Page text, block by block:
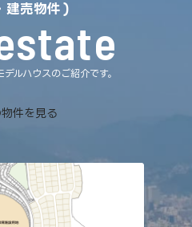
建売物件
ルハウスのご紹介です。
件を見る